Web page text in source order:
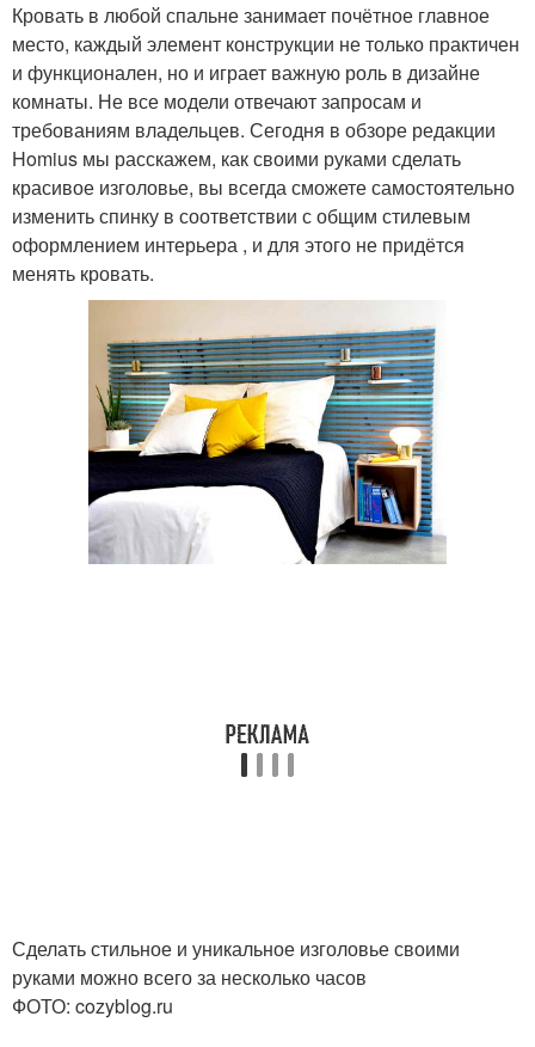
Кровать в любой спальне занимает почётное главное
место, каждый элемент конструкции не только практичен
и функционален, но и играет важную роль в дизайне
комнаты. Не все модели отвечают запросам и
требованиям владельцев. Сегодня в обзоре редакции
Homius мы расскажем, как своими руками сделать
красивое изголовье, вы всегда сможете самостоятельно
изменить спинку в соответствии с общим стилевым
оформлением интерьера , и для этого не придётся
менять кровать.
Сделать стильное и уникальное изголовье своими
руками можно всего за несколько часов
ФОТО: cozyblog.ru